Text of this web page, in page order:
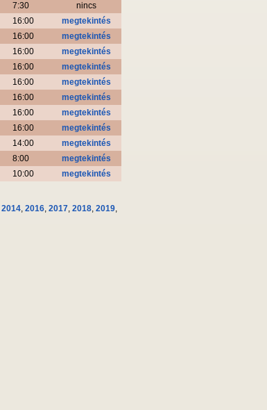
7:30
nincs
16:00
megtekintés
16:00
megtekintés
16:00
megtekintés
16:00
megtekintés
16:00
megtekintés
16:00
megtekintés
16:00
megtekintés
16:00
megtekintés
14:00
megtekintés
8:00
megtekintés
10:00 megtekintés
2014, 2016, 2017, 2018, 2019,